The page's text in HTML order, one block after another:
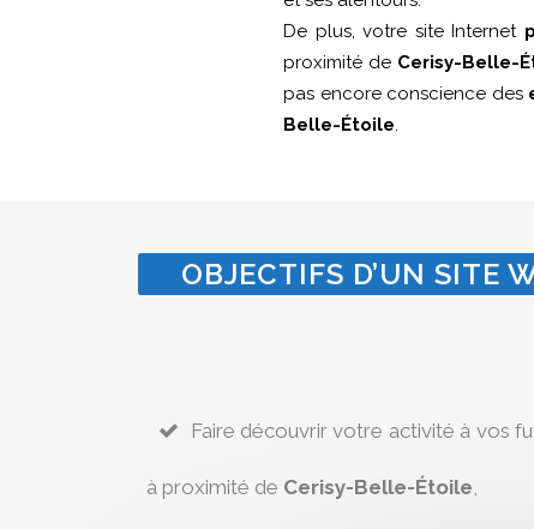
De plus, votre site Internet
proximité de Cerisy-Belle-
pas encore conscience des
Belle-Étoile.
OBJECTIFS D’UN SITE
Faire découvrir votre activité à vos
à proximité de Cerisy-Belle-Étoile